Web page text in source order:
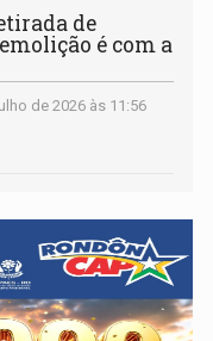
de
é com a
de 2026 às 11:56